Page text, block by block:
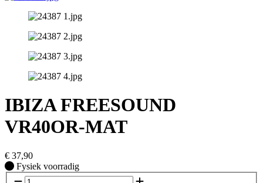
IBIZA FREESOUND
VR40OR-MAT
€ 37,90
Fysiek voorradig
Fysiek voorradig